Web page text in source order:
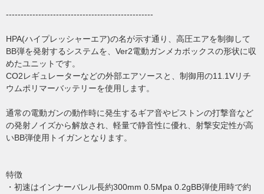
--------------------------------------------------
HPA(ハイプレッシャーエア)の名が示す通り、高圧エアを制御して
BB弾を発射するシステムを、Ver2電動ガンメカボックスの形状に収
めたユニットです。
CO2レギュレーターなどの外部エアソースと、制御用の11.1Vリチ
ウムポリマーバッテリーを使用します。
通常の電動ガンの動作時に発生するギア音やピストンの打撃音など
の発射ノイズから解放され、軽量で静音性に優れ、射撃安定性が高
いBB弾使用トイガンとなります。
特徴
・初速はインナーバレル長約300mm 0.5Mpa 0.2gBB弾使用時で約